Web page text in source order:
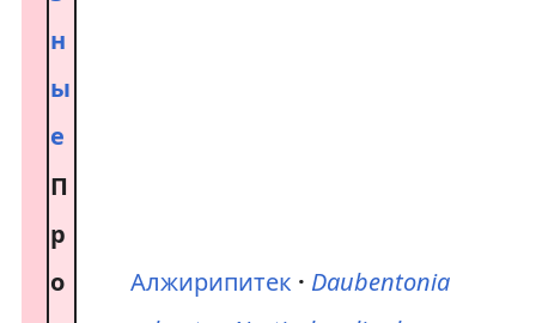
н
ы
е
П
р
о
Алжирипитек
Daubentonia